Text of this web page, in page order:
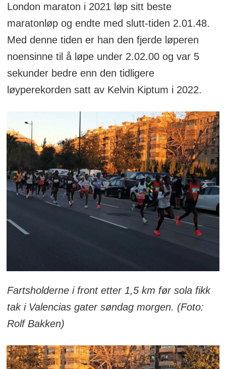
London maraton i 2021 løp sitt beste
maratonløp og endte med slutt-tiden 2.01.48.
Med denne tiden er han den fjerde løperen
noensinne til å løpe under 2.02.00 og var 5
sekunder bedre enn den tidligere
løyperekorden satt av Kelvin Kiptum i 2022.
Fartsholderne i front etter 1,5 km før sola fikk
tak i Valencias gater søndag morgen. (Foto:
Rolf Bakken)